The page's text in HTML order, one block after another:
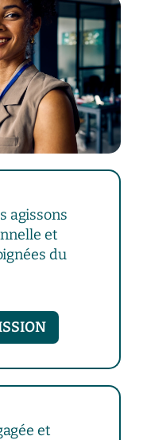
agissons
et
du
et